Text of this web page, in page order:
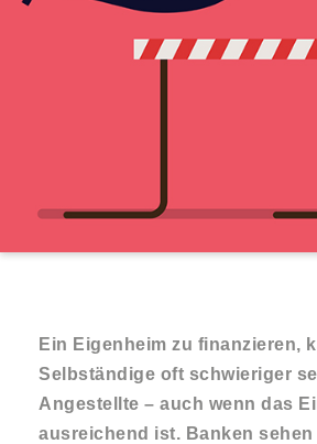
Ein Eigenheim zu finanzieren,
Selbständige oft schwieriger
Angestellte – auch wenn das
ausreichend ist. Banken